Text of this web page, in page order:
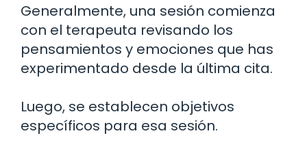
Generalmente, una sesión comienza
con el terapeuta revisando los
pensamientos y emociones que has
experimentado desde la última cita.
Luego, se establecen objetivos
específicos para esa sesión.